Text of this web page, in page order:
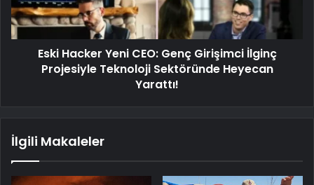
Eski Hacker Yeni CEO: Genç Girişimci İlginç
Projesiyle Teknoloji Sektöründe Heyecan
Yarattı!
İlgili Makaleler